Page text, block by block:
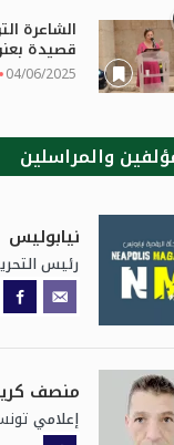
الشاعرة
قصيدة
04/06/2025
والمراسلين
نيابوليس
رئيس
منصف
إعلامي